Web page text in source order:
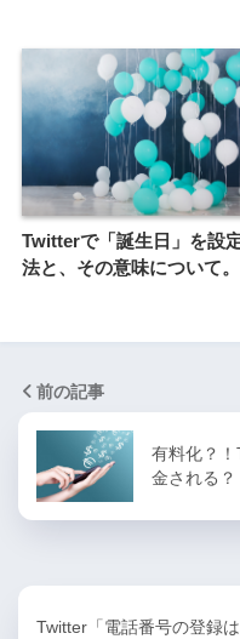
Twitterで「誕生日」を設
法と、その意味について。
前の記事
有料化？
金される？
Twitter「電話番号の登録